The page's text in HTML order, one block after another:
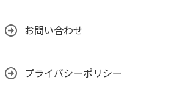
お問い合わせ
プライバシーポリシー